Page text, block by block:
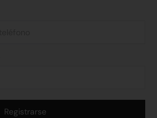
Registrarse